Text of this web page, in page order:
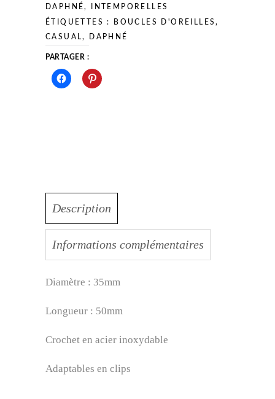
DAPHNÉ, INTEMPORELLES
ÉTIQUETTES : BOUCLES D'OREILLES,
CASUAL, DAPHNÉ
PARTAGER :
Description
Informations complémentaires
Diamètre : 35mm
Longueur : 50mm
Crochet en acier inoxydable
Adaptables en clips